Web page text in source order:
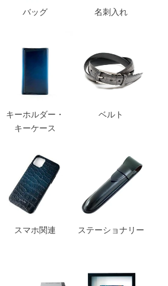
バッグ 名刺入れ
キーホルダー・
キーケース
ベルト
スマホ関連 ステーショナリー